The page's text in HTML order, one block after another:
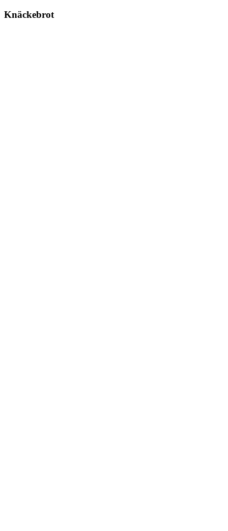
Knäckebrot